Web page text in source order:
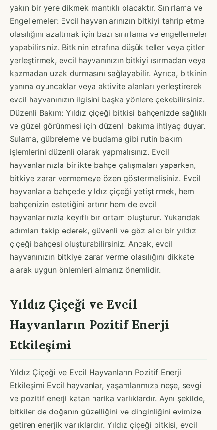
yakın bir yere dikmek mantıklı olacaktır. Sınırlama ve
Engellemeler: Evcil hayvanlarınızın bitkiyi tahrip etme
olasılığını azaltmak için bazı sınırlama ve engellemeler
yapabilirsiniz. Bitkinin etrafına düşük teller veya çitler
yerleştirmek, evcil hayvanınızın bitkiyi ısırmadan veya
kazmadan uzak durmasını sağlayabilir. Ayrıca, bitkinin
yanına oyuncaklar veya aktivite alanları yerleştirerek
evcil hayvanınızın ilgisini başka yönlere çekebilirsiniz.
Düzenli Bakım: Yıldız çiçeği bitkisi bahçenizde sağlıklı
ve güzel görünmesi için düzenli bakıma ihtiyaç duyar.
Sulama, gübreleme ve budama gibi rutin bakım
işlemlerini düzenli olarak yapmalısınız. Evcil
hayvanlarınızla birlikte bahçe çalışmaları yaparken,
bitkiye zarar vermemeye özen göstermelisiniz. Evcil
hayvanlarla bahçede yıldız çiçeği yetiştirmek, hem
bahçenizin estetiğini artırır hem de evcil
hayvanlarınızla keyifli bir ortam oluşturur. Yukarıdaki
adımları takip ederek, güvenli ve göz alıcı bir yıldız
çiçeği bahçesi oluşturabilirsiniz. Ancak, evcil
hayvanınızın bitkiye zarar verme olasılığını dikkate
alarak uygun önlemleri almanız önemlidir.
Yıldız Çiçeği ve Evcil
Hayvanların Pozitif Enerji
Etkileşimi
Yıldız Çiçeği ve Evcil Hayvanların Pozitif Enerji
Etkileşimi Evcil hayvanlar, yaşamlarımıza neşe, sevgi
ve pozitif enerji katan harika varlıklardır. Aynı şekilde,
bitkiler de doğanın güzelliğini ve dinginliğini evimize
getiren enerjik varlıklardır. Yıldız çiçeği bitkisi, evcil